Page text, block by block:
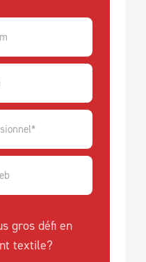
gros défi en
textile?